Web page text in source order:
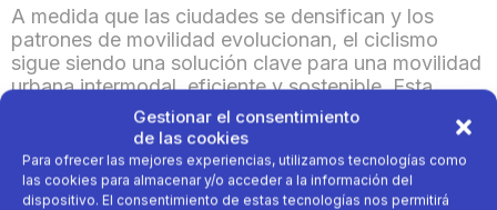
Gestionar el consentimiento
de las cookies
Para ofrecer las mejores experiencias, utilizamos tecnologías como
las cookies para almacenar y/o acceder a la información del
dispositivo. El consentimiento de estas tecnologías nos permitirá
A medida que las ciudades se densifican y los
patrones de movilidad evolucionan, el ciclismo
sigue siendo una solución clave para una movilidad
urbana intermodal, eficiente y sostenible. Esta
dinámica se refleja en el mercado global de
micromovilidad, que se prevé que crezca de los
175.000 millones de euros actuales a 360.000
millones de euros en 2030.